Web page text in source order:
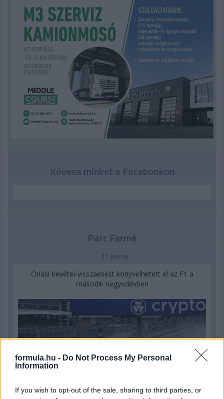
formula.hu - Do Not Process My Personal
Information
If you wish to opt-out of the sale, sharing to third parties, or
Kövess minket a Facebookon
Parc Fermé
37 perce
Óriási bevétel-visszaesést könyvelhetett el az F1 a
második negyedévben